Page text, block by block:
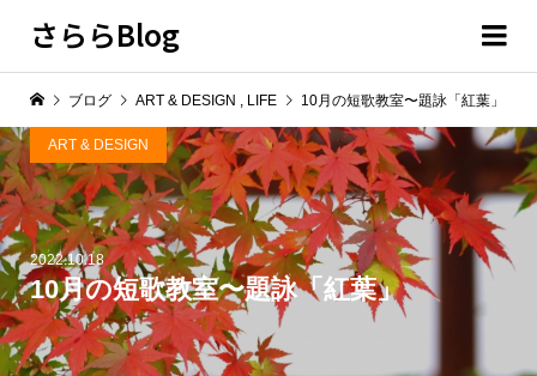
さららBlog
2022.10.18
10月の短歌教室〜題詠「紅葉」
ART & DESIGN
ブログ ART & DESIGN , LIFE 10月の短歌教室〜題詠「紅葉」